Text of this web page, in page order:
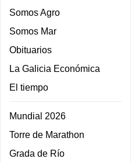
Somos Agro
Somos Mar
Obituarios
La Galicia Económica
El tiempo
Mundial 2026
Torre de Marathon
Grada de Río